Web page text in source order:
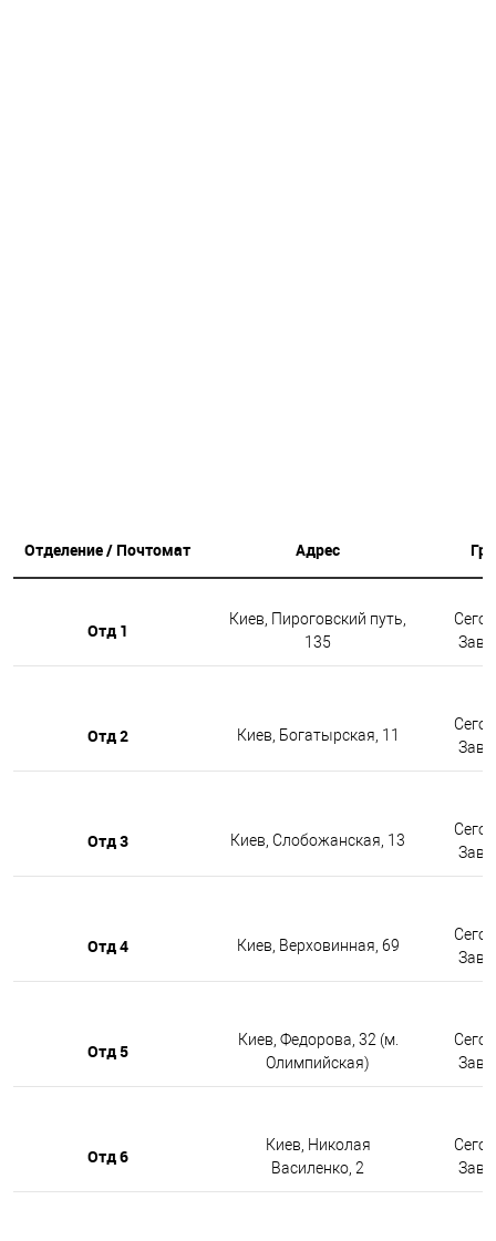
Отделение / Почтомат Адрес
Отд 1
Киев, Пироговский путь,
135
Отд 2 Киев, Богатырская, 11
Отд 3 Киев, Слобожанская, 13
Отд 4 Киев, Верховинная, 69
Отд 5
Киев, Федорова, 32 (м.
Олимпийская)
Отд 6
Киев, Николая
Василенко, 2